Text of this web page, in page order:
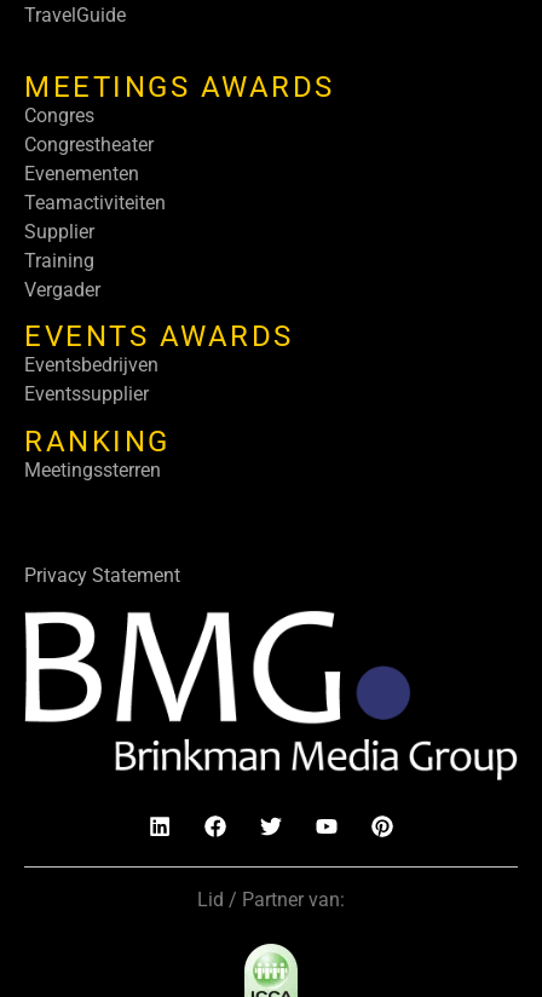
TravelGuide
MEETINGS AWARDS
Congres
Congrestheater
Evenementen
Teamactiviteiten
Supplier
Training
Vergader
EVENTS AWARDS
Eventsbedrijven
Eventssupplier
RANKING
Meetingssterren
Privacy Statement
Lid / Partner van: